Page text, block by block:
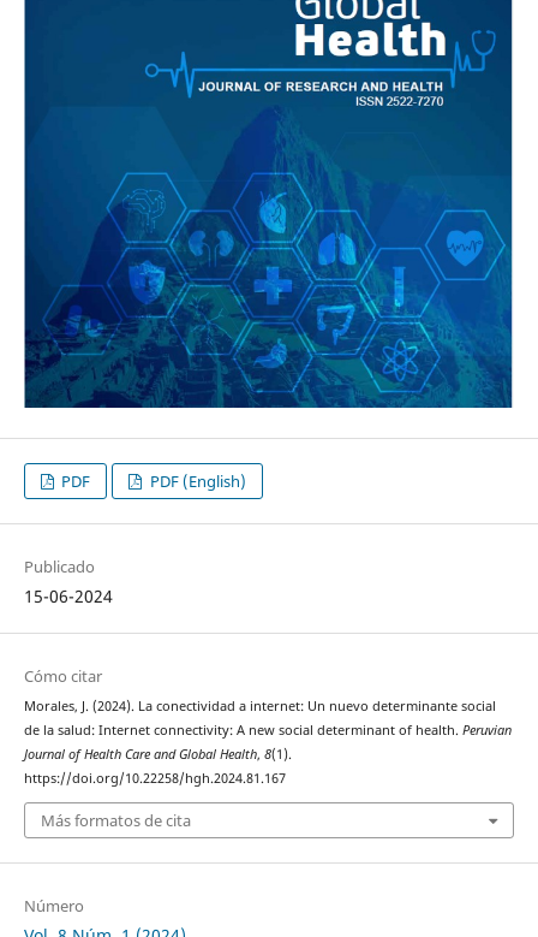
PDF PDF (English)
Publicado
15-06-2024
Cómo citar
Morales, J. (2024). La conectividad a internet: Un nuevo determinante social
de la salud: Internet connectivity: A new social determinant of health. Peruvian
Journal of Health Care and Global Health, 8(1).
https://doi.org/10.22258/hgh.2024.81.167
Más formatos de cita
Número